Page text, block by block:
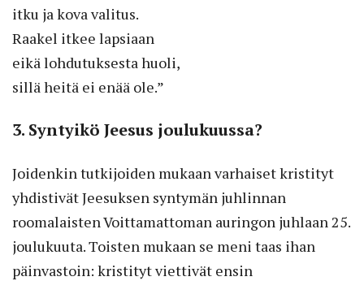
itku ja kova valitus.
Raakel itkee lapsiaan
eikä lohdutuksesta huoli,
sillä heitä ei enää ole.”
3. Syntyikö Jeesus joulukuussa?
Joidenkin tutkijoiden mukaan varhaiset kristityt
yhdistivät Jeesuksen syntymän juhlinnan
roomalaisten Voittamattoman auringon juhlaan 25.
joulukuuta. Toisten mukaan se meni taas ihan
päinvastoin: kristityt viettivät ensin